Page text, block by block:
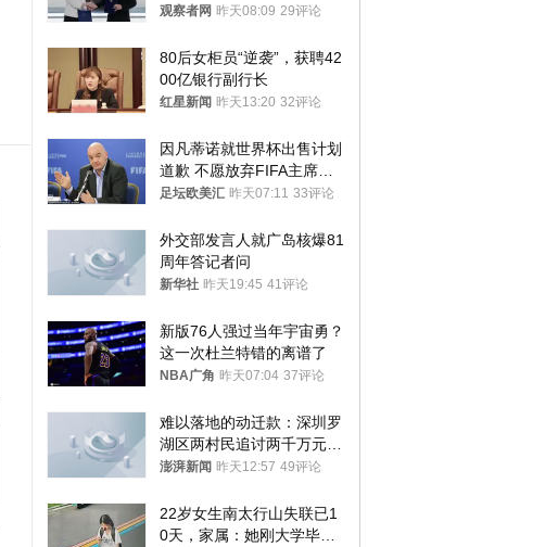
供援助
观察者网 昨天08:09 29评论
80后女柜员“逆袭”，获聘42
00亿银行副行长
红星新闻 昨天13:20 32评论
因凡蒂诺就世界杯出售计划
道歉 不愿放弃FIFA主席职
位
足坛欧美汇 昨天07:11 33评论
外交部发言人就广岛核爆81
周年答记者问
新华社 昨天19:45 41评论
新版76人强过当年宇宙勇？
这一次杜兰特错的离谱了
NBA广角 昨天07:04 37评论
难以落地的动迁款：深圳罗
湖区两村民追讨两千万元动
迁款八年未果
澎湃新闻 昨天12:57 49评论
22岁女生南太行山失联已1
0天，家属：她刚大学毕业